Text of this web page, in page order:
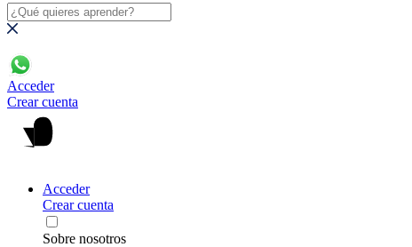
Acceder
Crear cuenta
Acceder
Crear cuenta
Sobre nosotros